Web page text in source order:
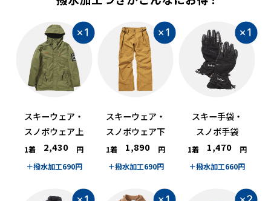
スキーウェア・
スノボウェア上
1着 2,430
円
＋撥水加工690円
スキーウェア・
スノボウェア下
1着 1,890
円
＋撥水加工690円
スキー手袋・
スノボ手袋
1着 1,470
円
＋撥水加工660円